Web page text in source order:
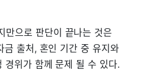
만으로 판단이 끝나는 것은
금 출처, 혼인 기간 중 유지와
경위가 함께 문제 될 수 있다.